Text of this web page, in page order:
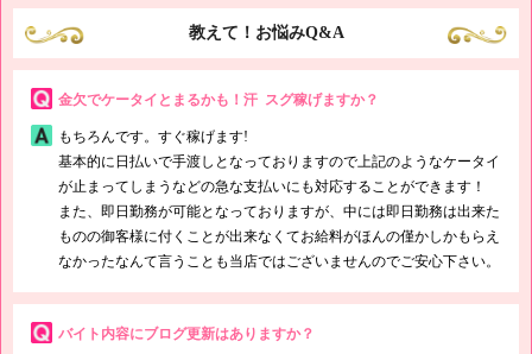
教えて！お悩みQ&A
金欠でケータイとまるかも！汗 スグ稼げますか？
もちろんです。すぐ稼げます!
基本的に日払いで手渡しとなっておりますので上記のようなケータイ
が止まってしまうなどの急な支払いにも対応することができます！
また、即日勤務が可能となっておりますが、中には即日勤務は出来た
ものの御客様に付くことが出来なくてお給料がほんの僅かしかもらえ
なかったなんて言うことも当店ではございませんのでご安心下さい。
バイト内容にブログ更新はありますか？